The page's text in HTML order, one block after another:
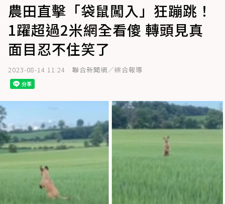
農田直擊「袋鼠闖入」狂蹦跳！
1躍超過2米網全看傻 轉頭見真
面目忍不住笑了
2023-08-14 11:24 聯合新聞網／綜合報導